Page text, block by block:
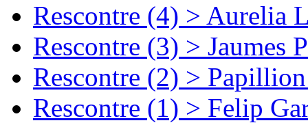
Rescontre (4) > Aurelia
Rescontre (3) > Jaumes
Rescontre (2) >
Rescontre (1) > Felip